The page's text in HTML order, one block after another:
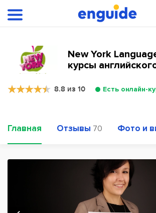
New York
курсы
8.8 из 10 Есть онлайн-
Главная Отзывы 70 Фото и